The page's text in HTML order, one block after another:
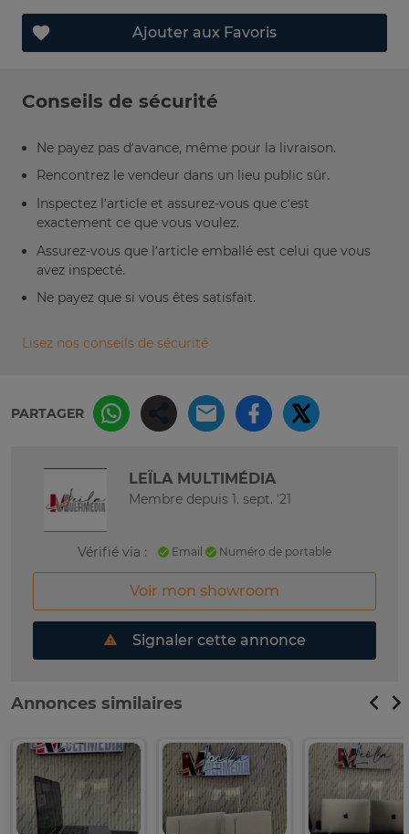
Ajouter aux Favoris
Conseils de sécurité
Ne payez pas d’avance, même pour la livraison.
Rencontrez le vendeur dans un lieu public sûr.
Inspectez l’article et assurez-vous que c’est
exactement ce que vous voulez.
Assurez-vous que l’article emballé est celui que vous
avez inspecté.
Ne payez que si vous êtes satisfait.
Lisez nos conseils de sécurité
PARTAGER
LEÏLA MULTIMÉDIA
Membre depuis 1. sept. '21
Vérifié via : Email Numéro de portable
Voir mon showroom
Signaler cette annonce
Annonces similaires